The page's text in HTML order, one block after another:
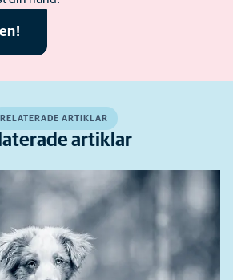
RELATERADE ARTIKLAR
artiklar